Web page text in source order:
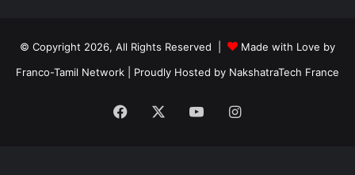
© Copyright 2026, All Rights Reserved |
Made with Love by
Franco-Tamil Network | Proudly Hosted by NakshatraTech France
Facebook YouTubeInstagram